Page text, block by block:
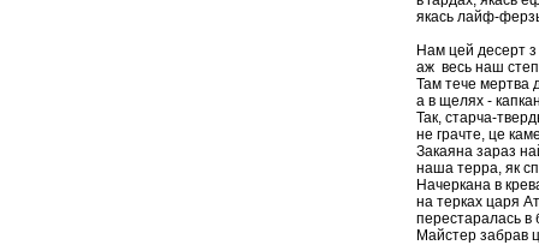
якась лайф-
Нам цей десерт
аж весь наш степ
Там тече мертва
а в щелях -
Так, старча-
не грачте, це
Закаяна зараз
наша терра, як
Начеркана в
на терках царя
перестаралась в
Майстер забрав